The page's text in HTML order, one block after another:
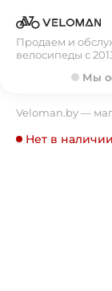
Продаем и
велосипеды с
Мы
Veloman.by —
Нет в наличии